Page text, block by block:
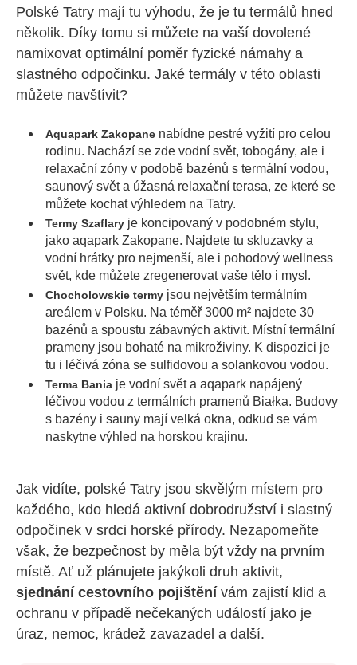
Polské Tatry mají tu výhodu, že je tu termálů hned
několik. Díky tomu si můžete na vaší dovolené
namixovat optimální poměr fyzické námahy a
slastného odpočinku. Jaké termály v této oblasti
můžete navštívit?
Aquapark Zakopane nabídne pestré vyžití pro celou
rodinu. Nachází se zde vodní svět, tobogány, ale i
relaxační zóny v podobě bazénů s termální vodou,
saunový svět a úžasná relaxační terasa, ze které se
můžete kochat výhledem na Tatry.
Termy Szaflary je koncipovaný v podobném stylu,
jako aqapark Zakopane. Najdete tu skluzavky a
vodní hrátky pro nejmenší, ale i pohodový wellness
svět, kde můžete zregenerovat vaše tělo i mysl.
Chocholowskie termy jsou největším termálním
areálem v Polsku. Na téměř 3000 m² najdete 30
bazénů a spoustu zábavných aktivit. Místní termální
prameny jsou bohaté na mikroživiny. K dispozici je
tu i léčivá zóna se sulfidovou a solankovou vodou.
Terma Bania je vodní svět a aqapark napájený
léčivou vodou z termálních pramenů Białka. Budovy
s bazény i sauny mají velká okna, odkud se vám
naskytne výhled na horskou krajinu.
Jak vidíte, polské Tatry jsou skvělým místem pro
každého, kdo hledá aktivní dobrodružství i slastný
odpočinek v srdci horské přírody. Nezapomeňte
však, že bezpečnost by měla být vždy na prvním
místě. Ať už plánujete jakýkoli druh aktivit,
sjednání cestovního pojištěnívám zajistí klid a
ochranu v případě nečekaných událostí jako je
úraz, nemoc, krádež zavazadel a další.